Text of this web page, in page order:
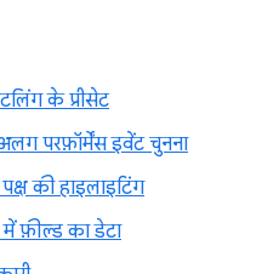
के प्रीसेट
परफ़ॉर्मेंस इवेंट चुनना
की हाइलाइटिंग
फ़ील्ड का डेटा